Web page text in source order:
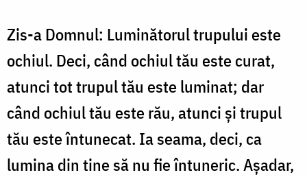
Zis-a Domnul: Luminătorul trupului este
ochiul. Deci, când ochiul tău este curat,
atunci tot trupul tău este luminat; dar
când ochiul tău este rău, atunci și trupul
tău este întunecat. Ia seama, deci, ca
lumina din tine să nu fie întuneric. Așadar,